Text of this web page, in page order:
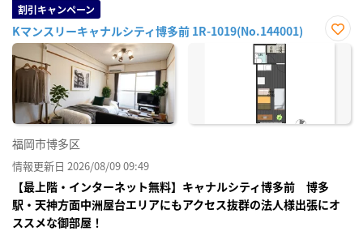
割引キャンペーン
Kマンスリーキャナルシティ博多前 1R-1019(No.144001)
お気
福岡市博多区
情報更新日 2026/08/09 09:49
【最上階・インターネット無料】キャナルシティ博多前 博多
駅・天神方面中洲屋台エリアにもアクセス抜群の法人様出張にオ
ススメな御部屋！